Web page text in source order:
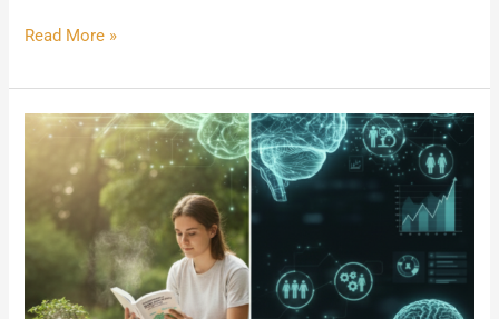
Read More »
De
salud
mental
a
la
salud